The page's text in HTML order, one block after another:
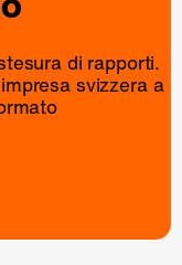
di rapporti.
svizzera a